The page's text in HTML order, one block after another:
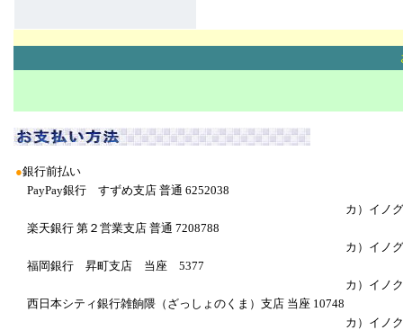
●銀行前払い
PayPay銀行 すずめ支店 普通 6252038
カ）イノ
楽天銀行 第２営業支店 普通 7208788
カ）イノ
福岡銀行 昇町支店 当座 5377
カ）イノ
西日本シティ銀行雑餉隈（ざっしょのくま）支店 当座 10748
カ）イノ